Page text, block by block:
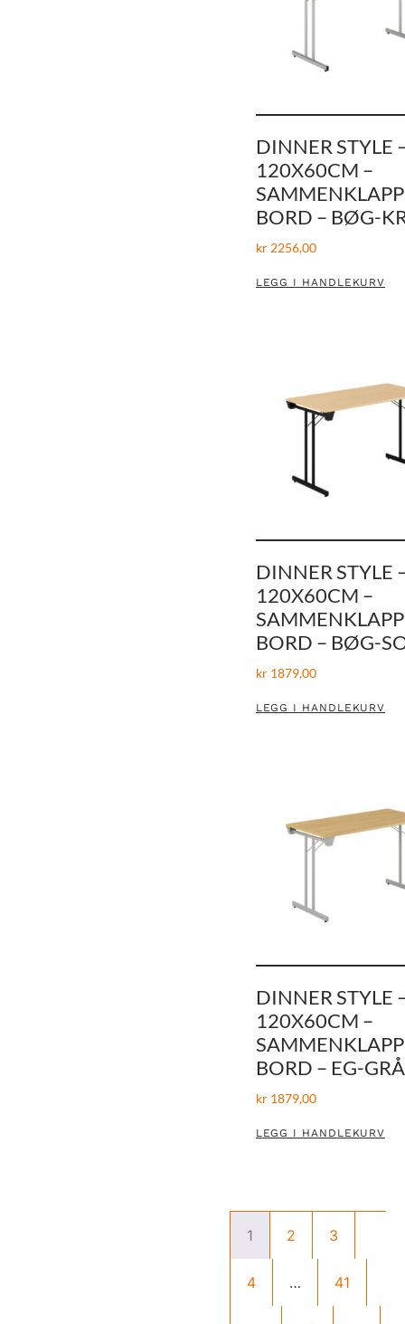
DINNER STYLE
120X60CM –
BORD – BØG-
kr2256,00
LEGG I HANDLEKURV
DINNER STYLE
120X60CM –
BORD – BØG-
kr1879,00
LEGG I HANDLEKURV
DINNER STYLE
120X60CM –
BORD – EG-GRÅ
kr1879,00
LEGG I HANDLEKURV
1 2 3
4 … 41